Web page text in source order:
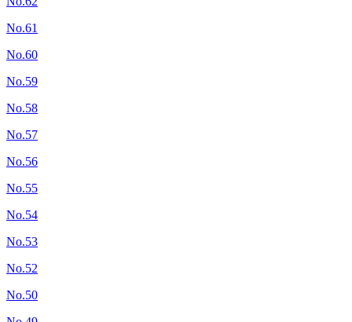
No.61
No.60
No.59
No.58
No.57
No.56
No.55
No.54
No.53
No.52
No.50